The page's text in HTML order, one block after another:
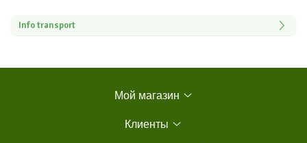
Info transport
Мой магазин
Клиенты